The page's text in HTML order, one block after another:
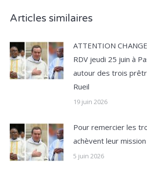
Articles similaires
ATTENTION
RDV jeudi 25 juin à
autour des trois
Rueil
19 juin 2026
Pour remercier les
achèvent leur mission
5 juin 2026